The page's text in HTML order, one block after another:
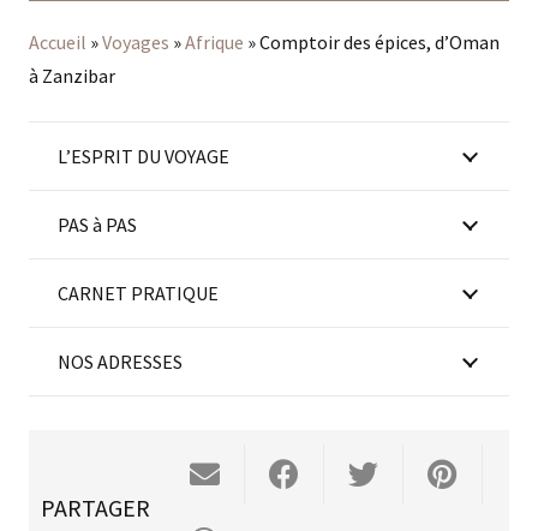
Accueil »Voyages »Afrique »Comptoir des épices, d’Oman
à Zanzibar
L’ESPRIT DU VOYAGE
PAS à PAS
CARNET PRATIQUE
NOS ADRESSES
PARTAGER